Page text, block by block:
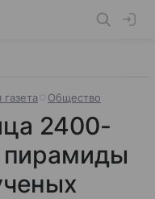
газета Общество
2400-
пирамиды